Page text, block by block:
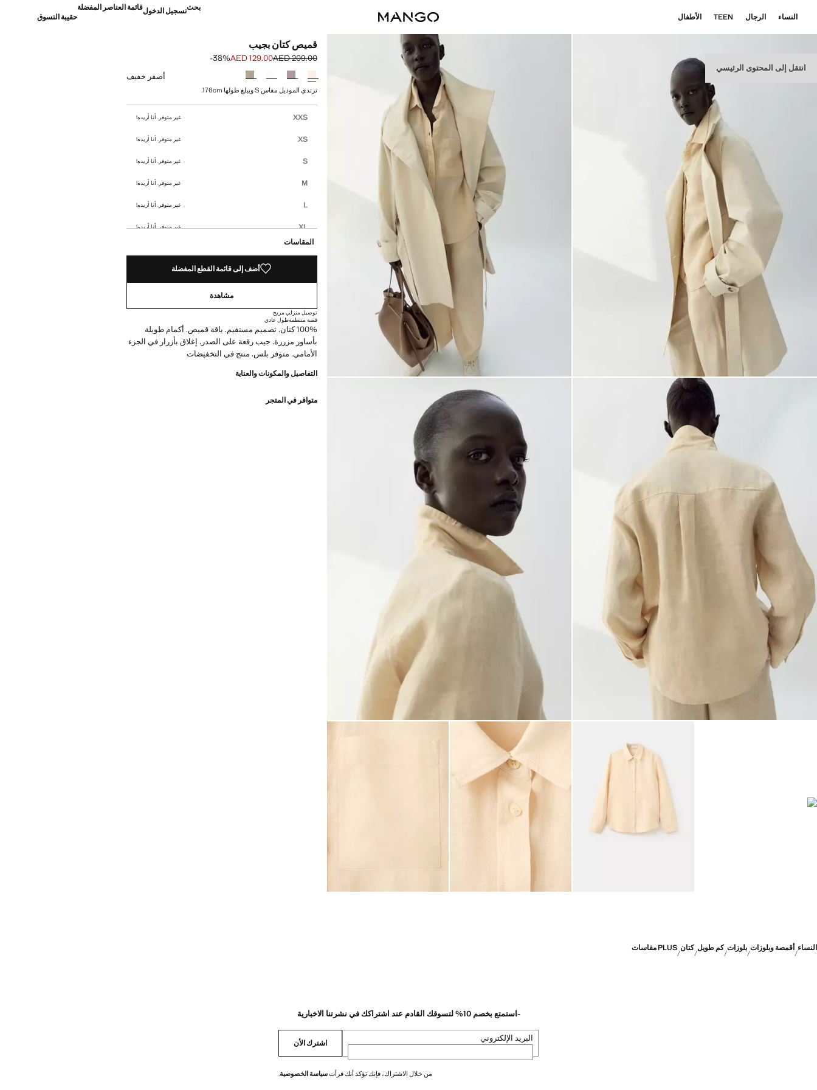
انتقل إلى المحتوى الرئيسي
النساء الرجال TEEN الأطفال
بحثتسجيل الدخولقائمة العناصر المفضلة
حقيبة التسوق
قميص كتان بجيب
السعر الأول محذوف [AED 209.00 ]
AED 209.00
السعر الحالي [AED 129.00 ]AED 129.00
‎-38‎%‎
حدد اللون
أصفر خفيف
ترتدي الموديل مقاس S ويبلغ طولها 176cm.
XXS غير متوفر. أنا أريده!
XS غير متوفر. أنا أريده!
S غير متوفر. أنا أريده!
M غير متوفر. أنا أريده!
L غير متوفر. أنا أريده!
XL غير متوفر. أنا أريده!
المقاسات
أضف إلى قائمة القطع المفضلة
مشاهدة
توصيل منزلي مريح
قصة منتظمةطول عادي
100% كتان. تصميم مستقيم. ياقة قميص. أكمام طويلة
بأساور مزررة. جيب رقعة على الصدر. إغلاق بأزرار في الجزء
الأمامي. متوفر بلس. منتج في التخفيضات
التفاصيل والمكونات والعناية
متوافر في المتجر
النساء أقمصة وبلوزات بلوزات كم طويل كتان PLUS مقاسات
-استمتع بخصم 10% لتسوقك القادم عند اشتراكك في نشرتنا الاخبارية
البريد الإلكتروني اشترك الأن
من خلال الاشتراك، فإنك تؤكد أنك قرأتسياسة الخصوصية.